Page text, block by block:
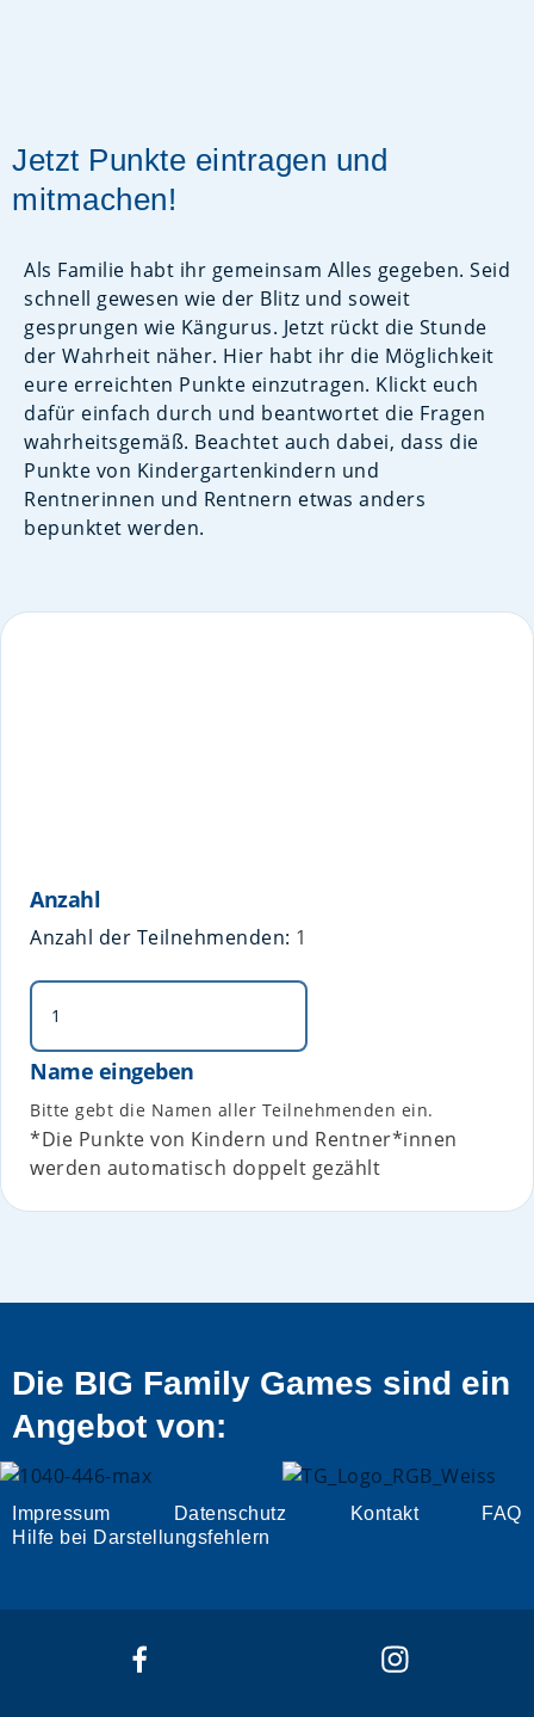
Jetzt Punkte eintragen und
mitmachen!
Als Familie habt ihr gemeinsam Alles gegeben. Seid
schnell gewesen wie der Blitz und soweit
gesprungen wie Kängurus. Jetzt rückt die Stunde
der Wahrheit näher. Hier habt ihr die Möglichkeit
eure erreichten Punkte einzutragen. Klickt euch
dafür einfach durch und beantwortet die Fragen
wahrheitsgemäß. Beachtet auch dabei, dass die
Punkte von Kindergartenkindern und
Rentnerinnen und Rentnern etwas anders
bepunktet werden.
Anzahl
Anzahl der Teilnehmenden: 1
Name eingeben
Bitte gebt die Namen aller Teilnehmenden ein.
*Die Punkte von Kindern und Rentner*innen
werden automatisch doppelt gezählt
Die BIG Family Games sind ein
Angebot von:
Impressum Datenschutz Kontakt
FAQ
Hilfe bei Darstellungsfehlern